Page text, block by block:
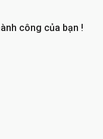
công của bạn !